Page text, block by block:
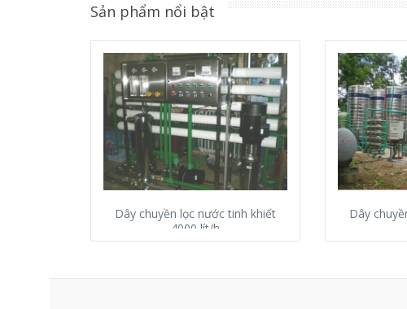
Sản phẩm nổi bật
Dây chuyền lọc nước tinh khiết
4000 lít/h
Dây